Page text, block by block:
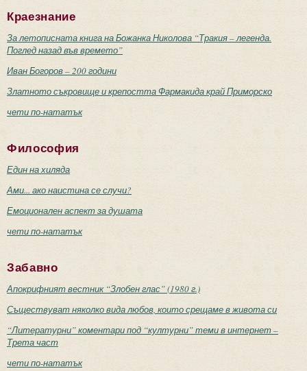
Краезнание
За летописната книга на Божанка Николова “Тракия – легенда.
Поглед назад във времето”
Иван Богоров – 200 години
Златното съкровище и крепостта Фармакида край Приморско
чети по-нататък
Философия
Един на хиляда
Ами... ако наистина се случи?
Емоционален аспект за душата
чети по-нататък
Забавно
Апокрифният вестник “Злобен глас” (1980 г.)
Съществуват няколко вида любов, които срещаме в живота си
“Литературни” коментари под “културни” теми в интернет –
Трета част
чети по-нататък